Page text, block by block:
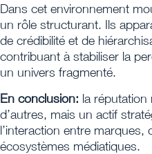
Dans cet environnement
un rôle structurant. Ils
de crédibilité et de
contribuant à stabiliser la
un univers fragmenté.
En conclusion: la réputation
d’autres, mais un actif
l’interaction entre
écosystèmes médiatiques.